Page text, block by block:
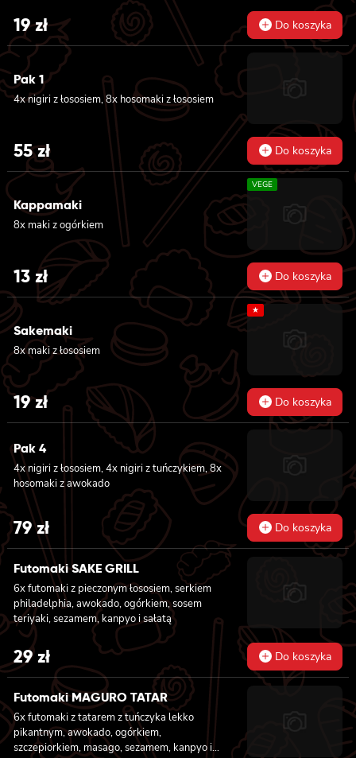
19zł Do koszyka
Pak 1
4x nigiri z łososiem, 8x hosomaki z łososiem
55zł Do koszyka
Kappamaki
8x maki z ogórkiem
VEGE
13 zł Do koszyka
Sakemaki
8x maki z łososiem
★
19zł Do koszyka
Pak 4
4x nigiri z łososiem, 4x nigiri z tuńczykiem, 8x
hosomaki z awokado
79zł Do koszyka
Futomaki SAKE GRILL
6x futomaki z pieczonym łososiem, serkiem
philadelphia, awokado, ogórkiem, sosem
teriyaki, sezamem, kanpyo i sałatą
29zł Do koszyka
Futomaki MAGURO TATAR
6x futomaki z tatarem z tuńczyka lekko
pikantnym, awokado, ogórkiem,
szczepiorkiem, masago, sezamem, kanpyo i